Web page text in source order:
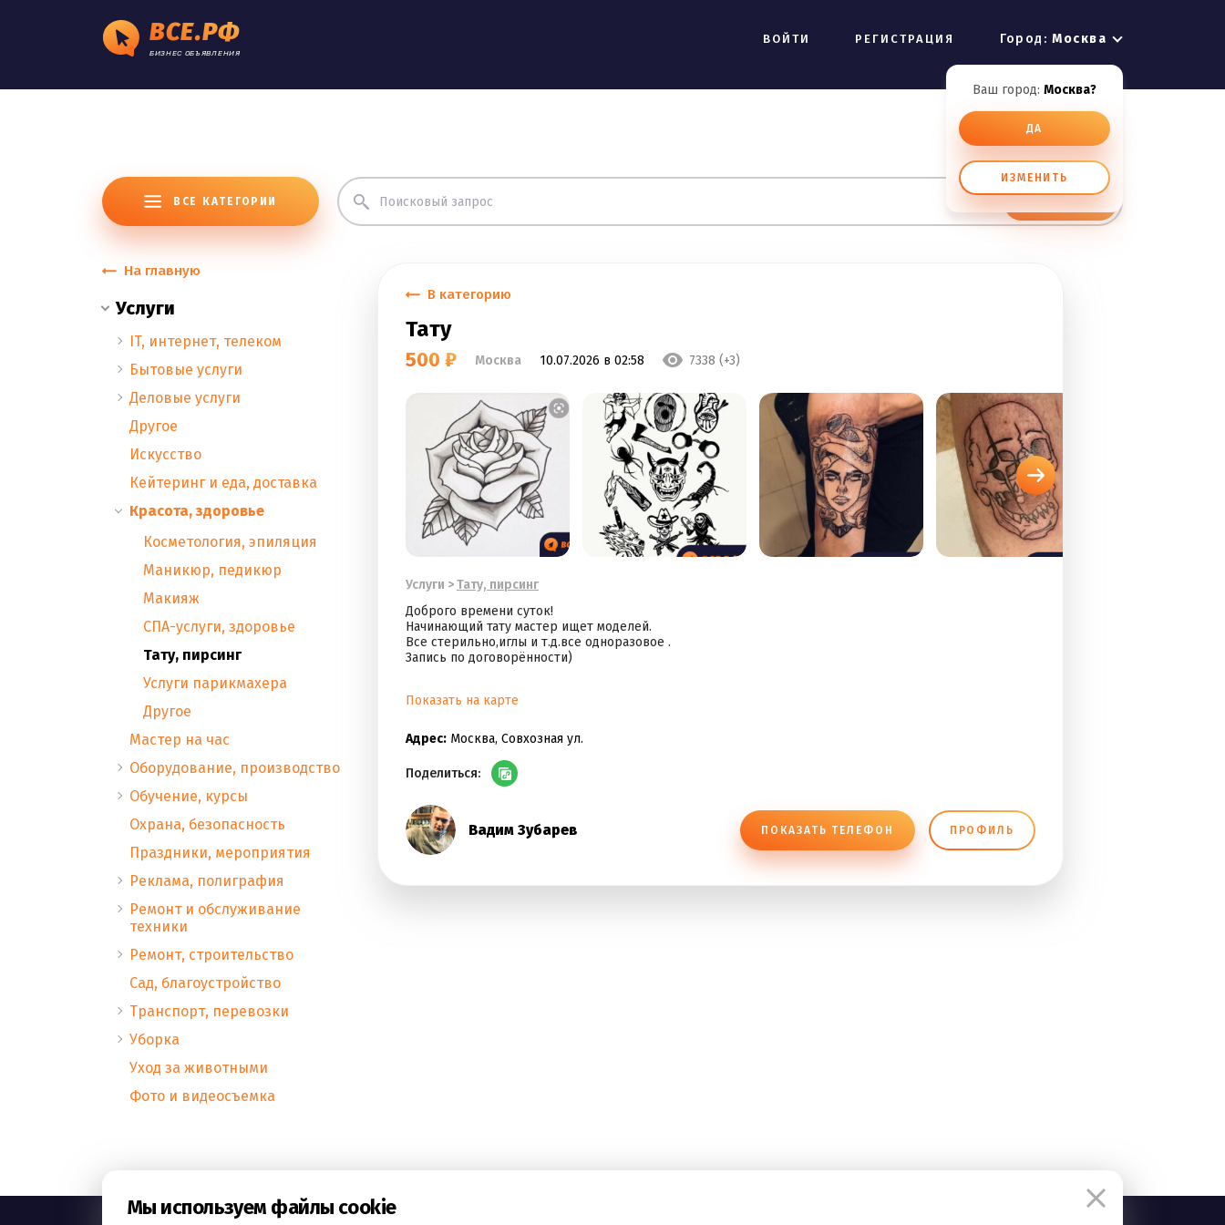
ВСЕ.РФ
БИЗНЕС ОБЪЯВЛЕНИЯ
ВОЙТИ РЕГИСТРАЦИЯ Город:Москва
Ваш город: Москва?
ДА
ИЗМЕНИТЬ
ВСЕ КАТЕГОРИИ
На главную
Услуги
IT, интернет, телеком
Бытовые услуги
Деловые услуги
Другое
Искусство
Кейтеринг и еда, доставка
Красота, здоровье
Косметология, эпиляция
Маникюр, педикюр
Макияж
СПА-услуги, здоровье
Тату, пирсинг
Услуги парикмахера
Другое
Мастер на час
Оборудование, производство
Обучение, курсы
Охрана, безопасность
Праздники, мероприятия
Реклама, полиграфия
Ремонт и обслуживание
техники
Ремонт, строительство
Сад, благоустройство
Транспорт, перевозки
Уборка
Уход за животными
Фото и видеосъемка
В категорию
Тату
500 ₽ Москва 10.07.2026 в 02:58 7338 (+3)
Услуги >Тату, пирсинг
Доброго времени суток!
Начинающий тату мастер ищет моделей.
Все стерильно,иглы и т.д.все одноразовое .
Запись по договорённости)
Показать на карте
Адрес: Москва, Совхозная ул.
Поделиться:
Вадим Зубарев ПОКАЗАТЬ ТЕЛЕФОН ПРОФИЛЬ
Мы используем файлы cookie